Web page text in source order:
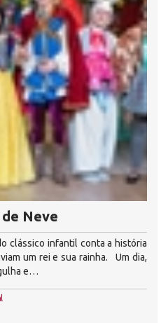
Neve
clássico infantil conta a história
um rei e sua rainha. Um dia,
e…